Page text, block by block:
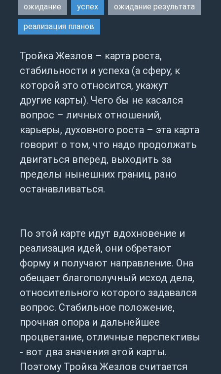
ожидание успех ожидание результата
реализация планов
Тройка Жезлов – карта роста,
стабильности и успеха (а сферу, к
которой это относится, укажут
другие карты). Чего бы не касался
вопрос – личных отношений,
карьеры, духовного роста – эта карта
говорит о том, что надо продолжать
двигаться вперед, выходить за
пределы нынешних границ, рано
останавливаться.
По этой карте идут вдохновение и
реализация идей, они обретают
форму и получают направление. Она
обещает благополучный исход дела,
относительного которого задавался
вопрос. Стабильное положение,
прочная опора и дальнейшее
процветание, отличные перспективы
- вот два значения этой карты.
Поэтому Тройка Жезлов считается